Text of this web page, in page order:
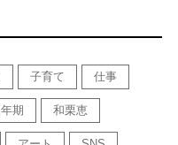
子育て 仕事
期 和栗恵